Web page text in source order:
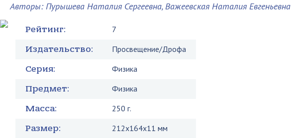
Авторы: Пурышева Наталия Сергеевна, Важеевская Наталия Евгеньевна
Рейтинг: 7
Издательство: Просвещение/Дрофа
Серия: Физика
Предмет: Физика
Масса: 250 г.
Размер: 212x164x11 мм